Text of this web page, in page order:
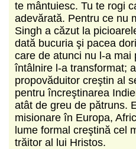
te mântuiesc. Tu te rogi
adevărată. Pentru ce nu
Singh a căzut la
dată bucuria şi pacea
care de atunci nu l-a mai
întâlnire l-a transformat;
propovăduitor creştin al
pentru încreştinarea
atât de greu de pătruns.
misionare în Europa,
lume formal creştină cel
trăitor al lui Hristos.